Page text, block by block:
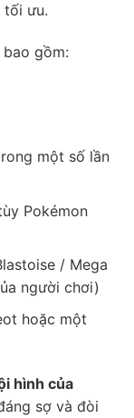
tối ưu.
bao gồm:
một số lần
Pokémon
/ Mega
người chơi)
hoặc một
hình của
sợ và đòi